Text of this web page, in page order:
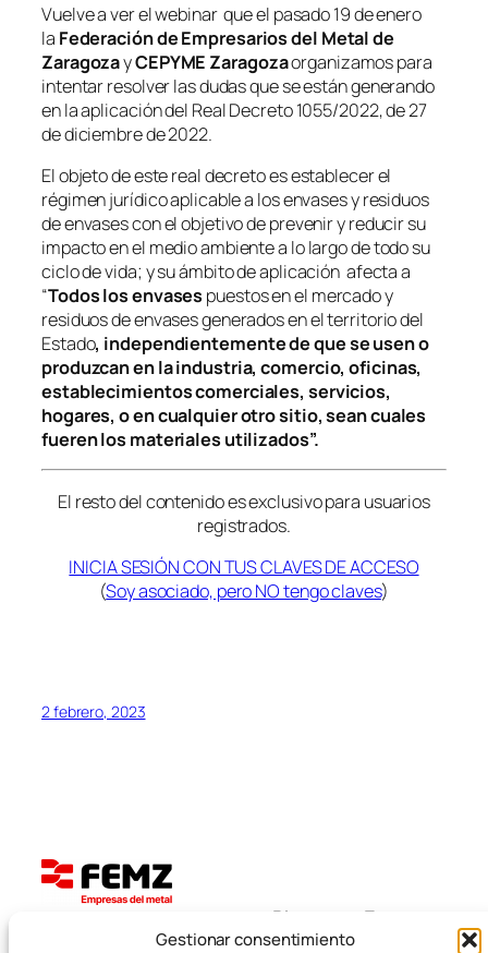
Gestionar consentimiento
Vuelve a ver el webinar que el pasado 19 de enero
la Federación de Empresarios del Metal de
ZaragozayCEPYME Zaragozaorganizamos para
intentar resolver las dudas que se están generando
en la aplicación del Real Decreto 1055/2022, de 27
de diciembre de 2022.
El objeto de este real decreto esestablecer el
régimen jurídico aplicable a los envases y residuos
de envases con el objetivo de prevenir y reducir su
impacto en el medio ambiente a lo largo de todo su
ciclo de vida; y su ámbito de aplicación afecta a
“Todos losenvases puestos en el mercado y
residuos de envases generados en el territorio del
Estado, independientemente de que se usen o
produzcan en la industria, comercio, oficinas,
establecimientos comerciales, servicios,
hogares, o en cualquier otro sitio, sean cuales
fueren los materiales utilizados”.
El resto del contenido es exclusivo para usuarios
registrados.
INICIA SESIÓN CON TUS CLAVES DE ACCESO
(Soy asociado, pero NO tengo claves)
2 febrero, 2023
Blog
Acerca de
Eventos